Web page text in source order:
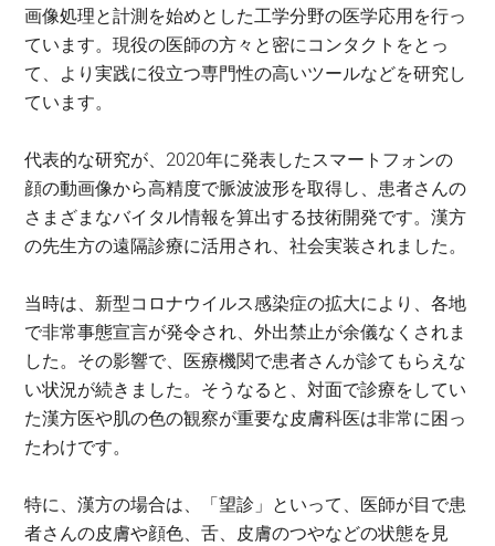
画像処理と計測を始めとした工学分野の医学応用を行っ
ています。現役の医師の方々と密にコンタクトをとっ
て、より実践に役立つ専門性の高いツールなどを研究し
ています。
代表的な研究が、2020年に発表したスマートフォンの
顔の動画像から高精度で脈波波形を取得し、患者さんの
さまざまなバイタル情報を算出する技術開発です。漢方
の先生方の遠隔診療に活用され、社会実装されました。
当時は、新型コロナウイルス感染症の拡大により、各地
で非常事態宣言が発令され、外出禁止が余儀なくされま
した。その影響で、医療機関で患者さんが診てもらえな
い状況が続きました。そうなると、対面で診療をしてい
た漢方医や肌の色の観察が重要な皮膚科医は非常に困っ
たわけです。
特に、漢方の場合は、「望診」といって、医師が目で患
者さんの皮膚や顔色、舌、皮膚のつやなどの状態を見